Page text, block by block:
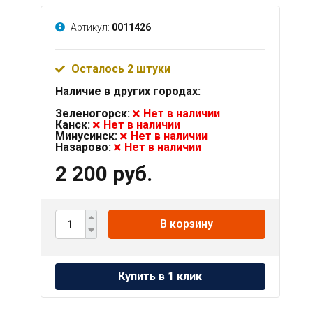
Артикул: 0011426
Осталось 2 штуки
Наличие в других городах:
Зеленогорск:
Нет в наличии
Канск:
Нет в наличии
Минусинск:
Нет в наличии
Назарово:
Нет в наличии
2 200 руб.
В корзину